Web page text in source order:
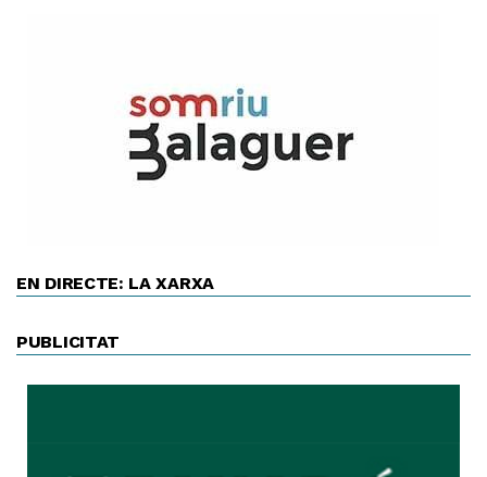
EN DIRECTE: LA XARXA
PUBLICITAT